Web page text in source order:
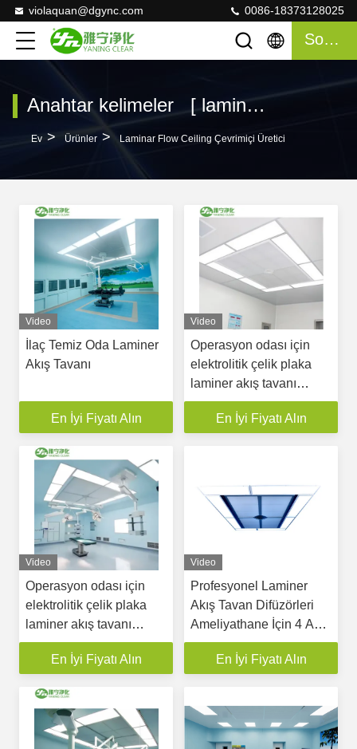
violaquan@dgync.com 0086-18373128025
Sohbet
Anahtar kelimeler [ laminar flow ceiling ] Kibrit 120 Ürünler
Ev > Ürünler > Laminar Flow Ceiling Çevrimiçi Üretici
Video
İlaç Temiz Oda Laminer
Akış Tavanı
En İyi Fiyatı Alın
Video
Operasyon odası için
elektrolitik çelik plaka
laminer akış tavanı
YANING ISO sertifikalı
En İyi Fiyatı Alın
Video
Operasyon odası için
elektrolitik çelik plaka
laminer akış tavanı
YANING ISO sertifikalı
En İyi Fiyatı Alın
Video
Profesyonel Laminer
Akış Tavan Difüzörleri
Ameliyathane İçin 4 Adet
Hepa MİKTAR
En İyi Fiyatı Alın